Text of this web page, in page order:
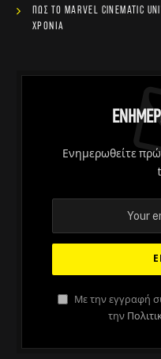
Πώς το Marvel Cinematic
χρόνια
Ενημερωθείτε
Με την εγγραφή
την
O Martin